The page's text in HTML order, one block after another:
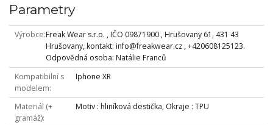
Parametry
Výrobce Freak Wear s.r.o. , IČO 09871900 , Hrušovany 61, 431 43
Hrušovany, kontakt: info@freakwear.cz , +420608125123.
Odpovědná osoba: Natálie Franců
Kompatibilní s
modelem
Iphone XR
Materiál (+
gramáž)
Motiv : hliníková destička, Okraje : TPU